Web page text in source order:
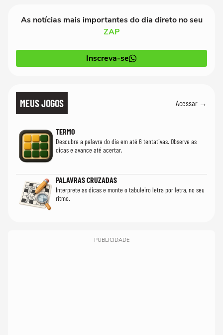
As notícias mais importantes do dia direto no seu
ZAP
Inscreva-se
MEUS JOGOS Acessar →
TERMO
Descubra a palavra do dia em até 6 tentativas. Observe as
dicas e avance até acertar.
PALAVRAS CRUZADAS
Interprete as dicas e monte o tabuleiro letra por letra, no seu
ritmo.
PUBLICIDADE